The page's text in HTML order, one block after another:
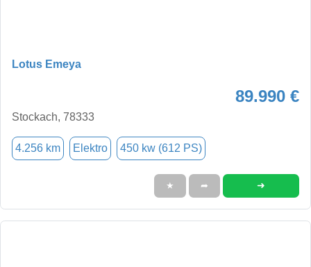
Lotus Emeya
89.990 €
Stockach, 78333
4.256 km Elektro 450 kw (612 PS)
★ ➦ ➜